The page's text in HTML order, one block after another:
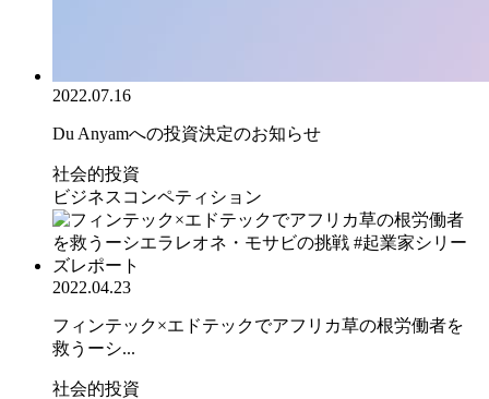
2022.07.16
Du Anyamへの投資決定のお知らせ
社会的投資
ビジネスコンペティション
2022.04.23
フィンテック×エドテックでアフリカ草の根労働者を
救うーシ...
社会的投資